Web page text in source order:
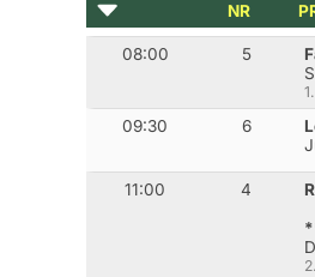
NR
08:00 5
09:30 6
11:00 4